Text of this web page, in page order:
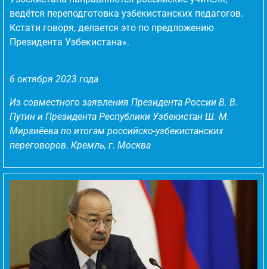
ведётся переподготовка узбекистанских педагогов.
Кстати говоря, делается это по предложению
Президента Узбекистана».
6 октября 2023 года
Из совместного заявления Президента России В. В.
Путин и Президента Республики Узбекистан Ш. М.
Мирзиёева по итогам российско-узбекистанских
переговоров. Кремль, г. Москва